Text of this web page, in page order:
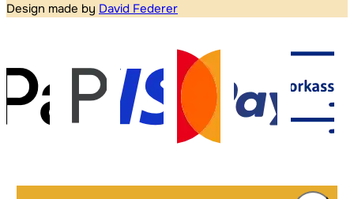
Design made by David Federer